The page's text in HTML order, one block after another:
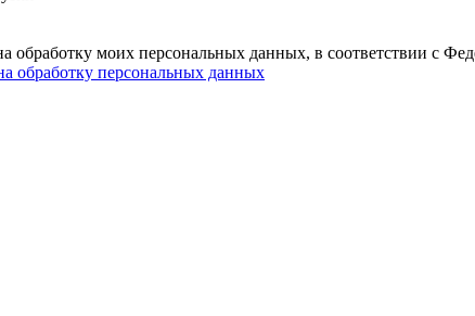
обработку моих персональных данных, в соответствии с
обработку персональных данных